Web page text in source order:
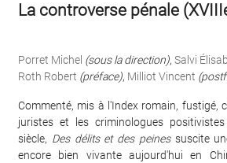
La controverse pénale
Porret Michel (sous la direction), Salvi
Roth Robert (préface), Milliot Vincent
Commenté, mis à l'Index romain, fustigé,
juristes et les criminologues
siècle, Des délits et des peinessuscite
encore bien vivante aujourd'hui en